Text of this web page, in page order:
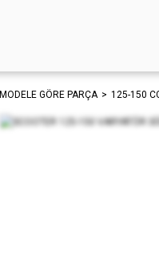
MODELE GÖRE PARÇA 125-150